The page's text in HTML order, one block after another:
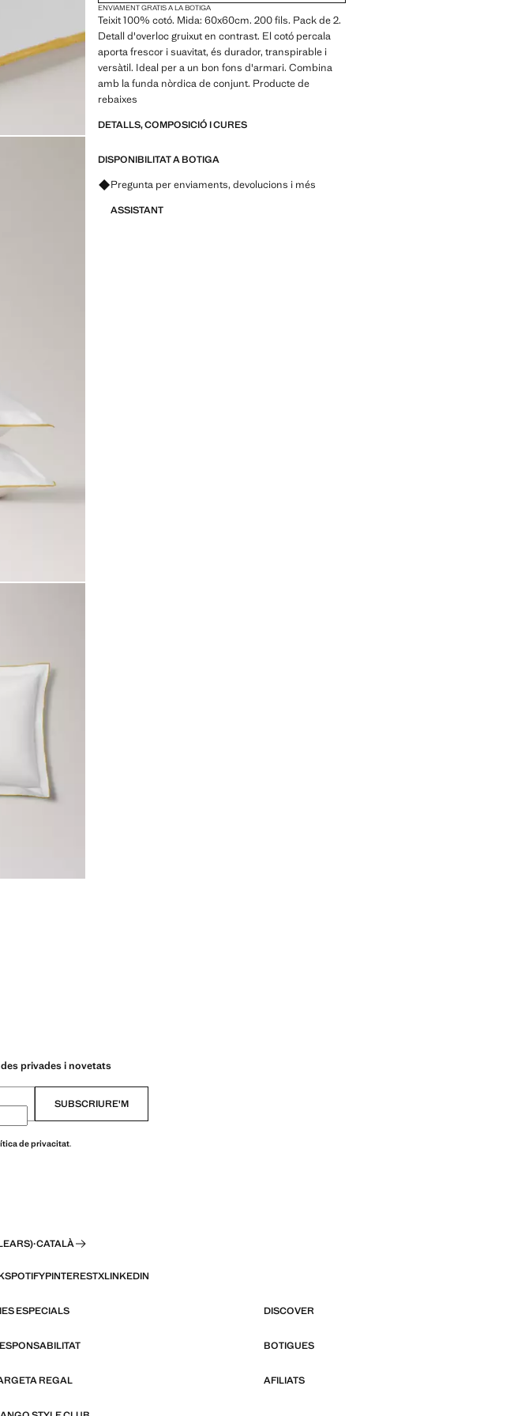
ENVIAMENT GRATIS A LA BOTIGA
Teixit 100% cotó. Mida: 60x60cm. 200 fils. Pack de 2.
Detall d'overloc gruixut en contrast. El cotó percala
aporta frescor i suavitat, és durador, transpirable i
versàtil. Ideal per a un bon fons d'armari. Combina
amb la funda nòrdica de conjunt. Producte de
rebaixes
DETALLS, COMPOSICIÓ I CURES
DISPONIBILITAT A BOTIGA
Pregunta per enviaments, devolucions i més
ASSISTANT
privades i novetats
SUBSCRIURE'M
de privacitat.
·CATALÀ
SPOTIFYPINTERESTXLINKEDIN
ESPECIALS DISCOVER
BOTIGUES
REGAL AFILIATS